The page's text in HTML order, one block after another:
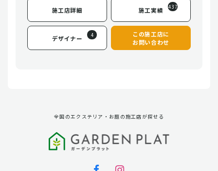
施工店詳細 施工実績 437
デザイナー 4
この施工店に
お問い合わせ
全国のエクステリア・お庭の施工店が探せる